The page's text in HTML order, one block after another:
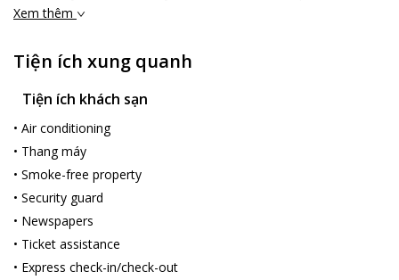
bay Thanh pho Ho Chi Minh San bay cách Khách sạn Ngôi Sao
Trước và Hải đăng Vũng Tàu là một trong những lựa chọn ăn
Xem thêm
Tiện ích xung quanh
Tiện ích khách sạn
• Air conditioning
• Thang máy
• Smoke-free property
• Security guard
• Newspapers
• Ticket assistance
• Express check-in/check-out